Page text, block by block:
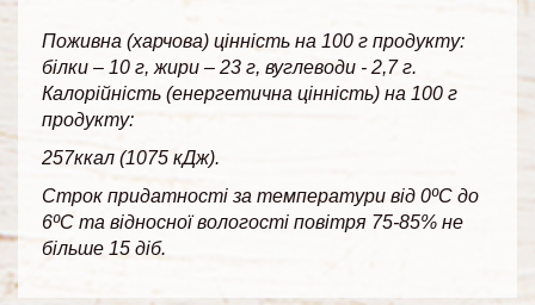
Поживна (харчова) цінність на 100 г продукту:
білки – 10 г, жири – 23 г, вуглеводи - 2,7 г.
Калорійність (енергетична цінність) на 100 г
продукту:
257ккал (1075 кДж).
Строк придатності за температури від 0ºС до
6ºС та відносної вологості повітря 75-85% не
більше 15 діб.